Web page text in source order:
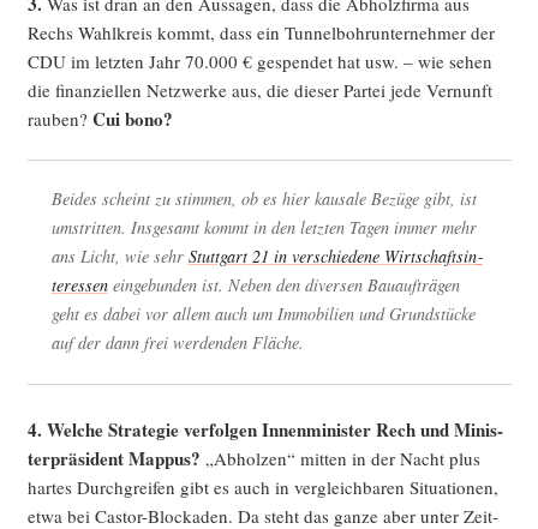
Rechs Wahl­kreis kommt, dass ein Tun­nel­bohr­un­ter­neh­mer der
CDU im letz­ten Jahr 70.000 € gespen­det hat usw. – wie sehen
die finan­zi­el­len Netz­wer­ke aus, die die­ser Par­tei jede Ver­nunft
rau­ben? Cui bono?
Bei­des scheint zu stim­men, ob es hier kau­sa­le Bezü­ge gibt, ist
umstrit­ten. Ins­ge­samt kommt in den letz­ten Tagen immer mehr
ans Licht, wie sehr Stutt­gart 21 in ver­schie­de­ne Wirt­schafts­in­
ter­es­senein­ge­bun­den ist. Neben den diver­sen Bau­auf­trä­gen
geht es dabei vor allem auch um Immo­bi­li­en und Grund­stü­cke
auf der dann frei wer­den­den Fläche.
4. Wel­che Stra­te­gie ver­fol­gen Innen­mi­nis­ter Rech und Minis­
ter­prä­si­dent Map­pus? „Abhol­zen“ mit­ten in der Nacht plus
har­tes Durch­grei­fen gibt es auch in ver­gleich­ba­ren Situa­tio­nen,
etwa bei Cas­tor-Blo­cka­den. Da steht das gan­ze aber unter Zeit­